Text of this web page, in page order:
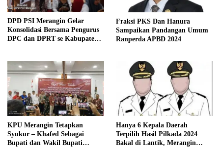
DPD PSI Merangin Gelar
Konsolidasi Bersama Pengurus
DPC dan DPRT se Kabupaten
Fraksi PKS Dan Hanura
Sampaikan Pandangan Umum
Ranperda APBD 2024
KPU Merangin Tetapkan
Syukur – Khafed Sebagai
Bupati dan Wakil Bupati
Hanya 6 Kepala Daerah
Terpilih Hasil Pilkada 2024
Bakal di Lantik, Merangin